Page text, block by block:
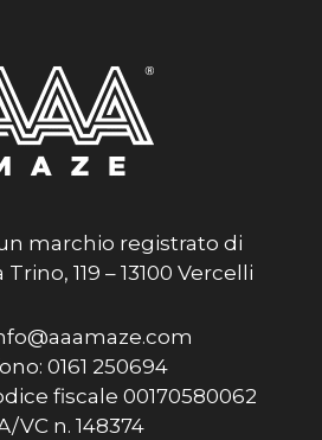
marchio registrato di
119 – 13100 Vercelli
0161 250694
fiscale 00170580062
VC n. 148374